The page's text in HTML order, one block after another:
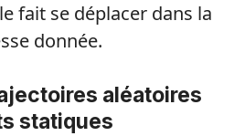
fait se déplacer dans la
donnée.
aléatoires
statiques